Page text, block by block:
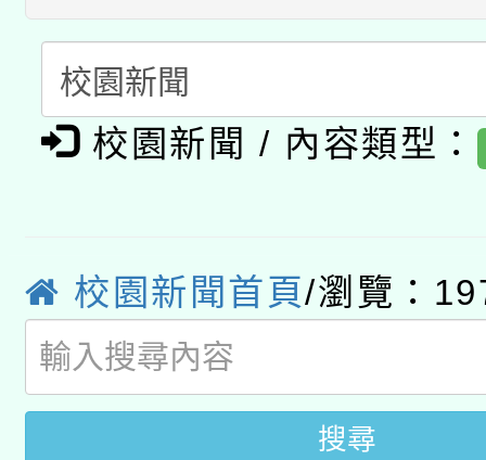
國立臺灣師範大學辦理
年度健康促進學校輔導
函轉國家教育研究院中
原住民族教育政策研討
族教育國際趨勢與發展
轉知教育部國民及學前
新北市政府教育局辦
方素養工作坊新北場」
函轉國立臺灣師範大學
「族語學習班」招生簡
文教學共融平台-教案
件」活動簡章
教育部國民及學前教育
年度COVID-19疫苗接
接種對象擴大為「滿6
校園新聞 / 內容類型：
校園新聞首頁/瀏覽：
搜尋